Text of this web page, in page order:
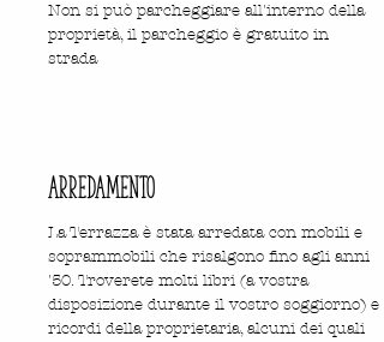
Non si può parcheggiare all'interno della
proprietà, il parcheggio è gratuito in
strada
arredamento
La Terrazza è stata arredata con mobili e
soprammobili che risalgono fino agli anni
'50. Troverete molti libri (a vostra
disposizione durante il vostro soggiorno) e
ricordi della proprietaria, alcuni dei quali